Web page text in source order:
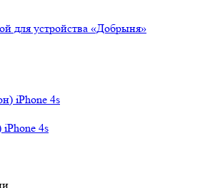
для устройства «Добрыня»
4s